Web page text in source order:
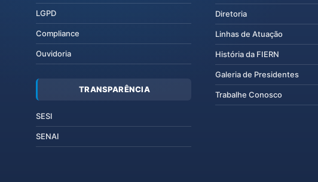
LGPD
Compliance
Ouvidoria
TRANSPARÊNCIA
SESI
SENAI
Diretoria
Linhas de Atuação
História da FIERN
Galeria de Presidentes
Trabalhe Conosco